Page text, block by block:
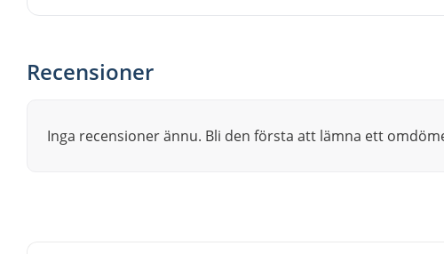
Recensioner
Inga recensioner ännu. Bli den första att lämna ett